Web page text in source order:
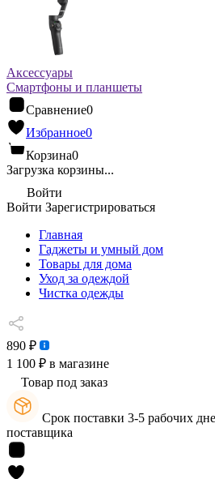
Аксессуары
Смартфоны и планшеты
Сравнение0
Избранное0
Корзина0
Загрузка корзины...
Войти
Войти Зарегистрироваться
Главная
Гаджеты и умный дом
Товары для дома
Уход за одеждой
Чистка одежды
890 ₽
1 100 ₽ в магазине
Товар под заказ
Срок поставки 3-5 рабочих
поставщика